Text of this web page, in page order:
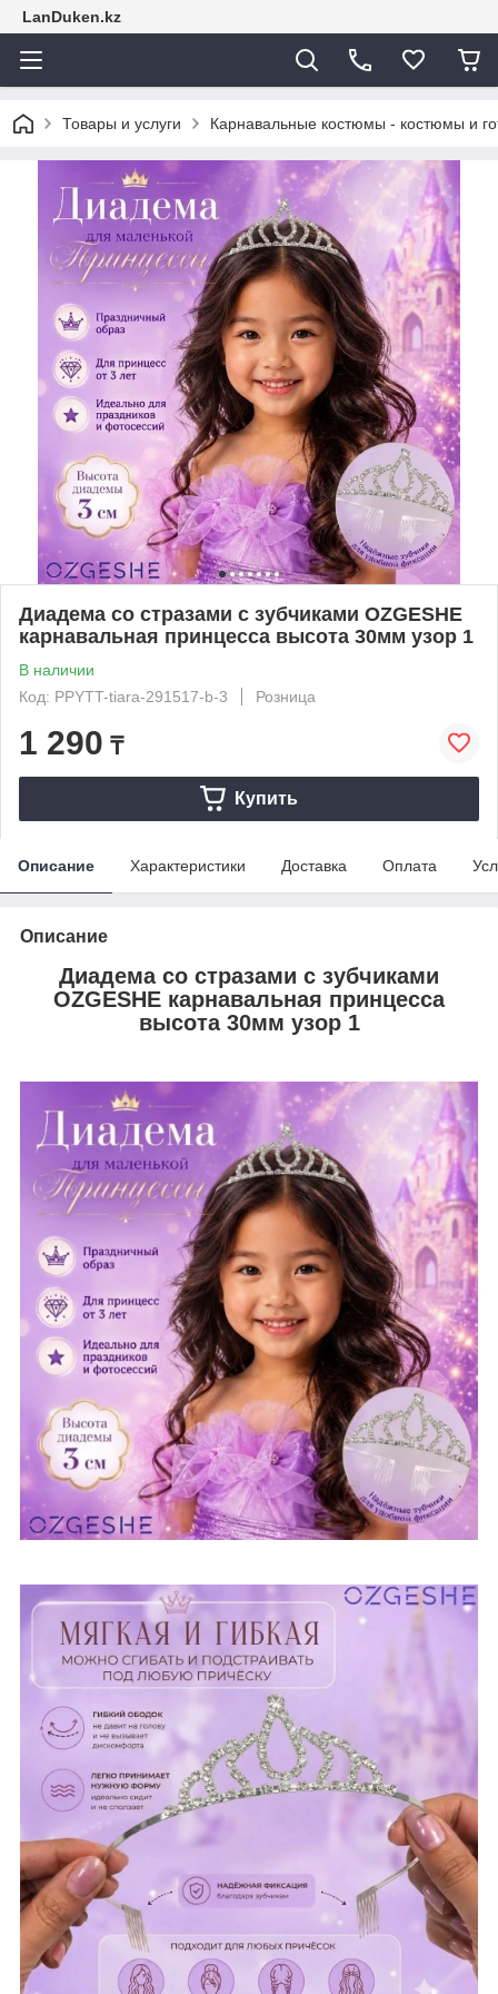
LanDuken.kz
Товары и услуги Карнавальные костюмы - костюмы и
Диадема со стразами с зубчиками OZGESHE
карнавальная принцесса высота 30мм узор 1
В наличии
Код: PPYTT-tiara-291517-b-3
Розница
1 290 ₸
Купить
Описание Характеристики Доставка Оплата
Описание
Диадема со стразами с зубчиками
OZGESHE карнавальная принцесса
высота 30мм узор 1